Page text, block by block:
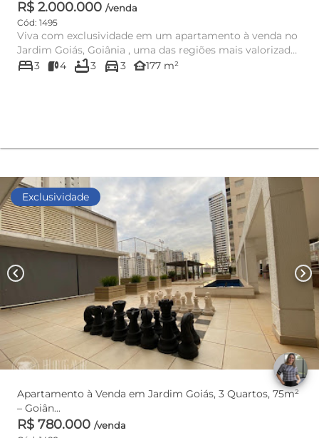
R$ 2.000.000 /venda
Cód: 1495
Viva com exclusividade em um apartamento à venda no
Jardim Goiás, Goiânia , uma das regiões mais valorizadas
da cidade...
bed3 4 bathtub3 directions_car3 other_houses177 m²
Exclusividade
chevron_left chevron_right
Apartamento à Venda em Jardim Goiás, 3 Quartos, 75m²
– Goiân...
R$ 780.000 /venda